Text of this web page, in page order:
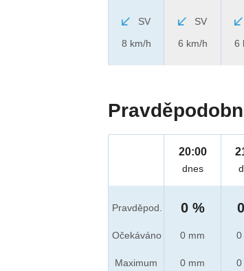
SV
8 km/h
SV
6 km/h
6
Pravděpod.
Očekáváno
Maximum
20:00
dnes
0 %
0 mm
0 mm
0
0